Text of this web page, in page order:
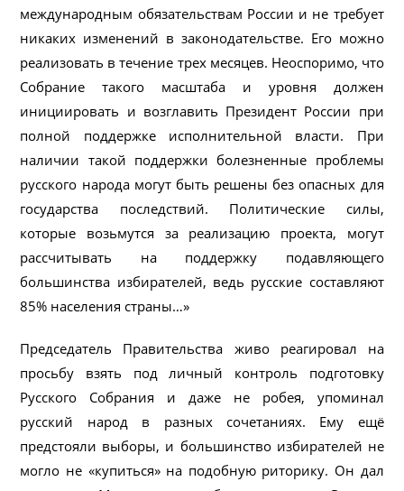
международным обязательствам России и не требует
никаких изменений в законодательстве. Его можно
реализовать в течение трех месяцев. Неоспоримо, что
Собрание такого масштаба и уровня должен
инициировать и возглавить Президент России при
пол​ной поддержке исполнительной власти. При
наличии такой поддержки болезненные проблемы
русского народа могут быть решены без опасных для
государства последствий. Политические силы,
которые возьмутся за реализацию проекта, могут
рассчитывать на поддержку подавляющего
большинства избирателей, ведь русские составляют
85% населения страны…»
Председатель Правительства живо реагировал на
просьбу взять под личный контроль подготовку
Русского Собрания и даже не робея, упоминал
русский народ в разных сочетаниях. Ему ещё
предстояли выборы, и большинство избирателей не
могло не «купиться» на подобную риторику. Он дал